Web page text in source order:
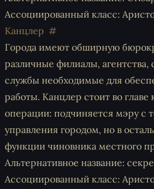
Ассоциированный класс:
Канцлер
Города имеют обширную
различные филиалы, агентства,
службы необходимые для
работы. Канцлер стоит во главе
операции: подчиняется мэру с
управления городом, но в
функции чиновника местного
Альтернативное название:
Ассоциированный класс: